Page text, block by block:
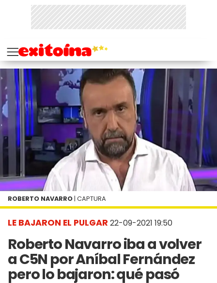
LE BAJARON EL PULGAR 22-09-2021 19:50
Roberto Navarro iba a volver
a C5N por Aníbal Fernández
pero lo bajaron: qué pasó
ROBERTO NAVARRO | CAPTURA